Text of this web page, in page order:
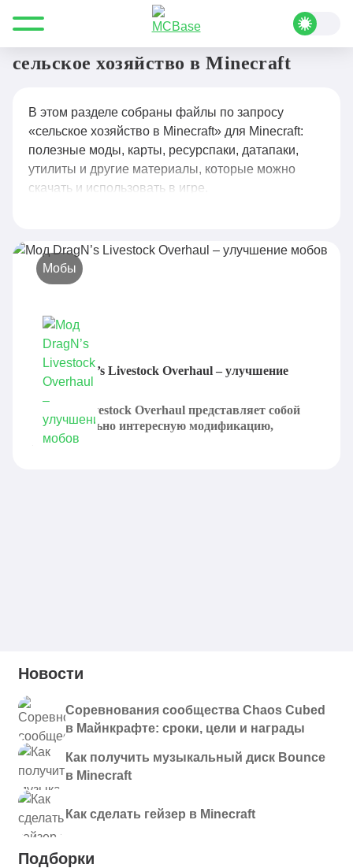
Все для Minecraft сельское хозяйство в Minecraft
сельское хозяйство в Minecraft
В этом разделе собраны файлы по запросу
«сельское хозяйство в Minecraft» для Minecraft:
полезные моды, карты, ресурспаки, датапаки,
утилиты и другие материалы, которые можно
скачать и использовать в игре.
Мобы
Мод DragN’s Livestock Overhaul – улучшение
мобов
DragN's Livestock Overhaul представляет собой
действительно интересную модификацию,
которая...
Новости
Соревнования сообщества Chaos Cubed
в Майнкрафте: сроки, цели и награды
Как получить музыкальный диск Bounce
в Minecraft
Как сделать гейзер в Minecraft
Подборки